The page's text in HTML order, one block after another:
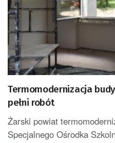
Termomodernizacja
pełni robót
Żarski powiat
Specjalnego Ośrodka